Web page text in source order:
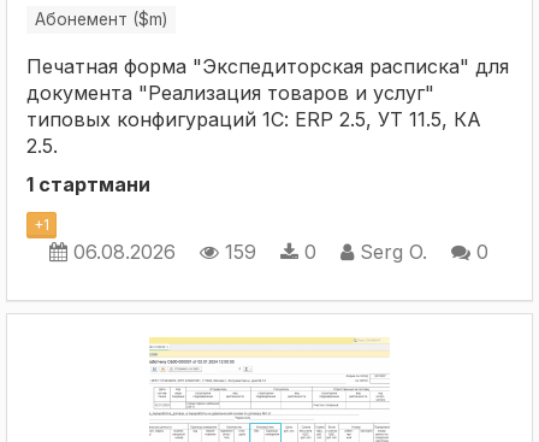
Абонемент ($m)
Печатная форма "Экспедиторская расписка" для
документа "Реализация товаров и услуг"
типовых конфигураций 1С: ERP 2.5, УТ 11.5, КА
2.5.
1 стартмани
+1
06.08.2026 159 0 Serg O. 0